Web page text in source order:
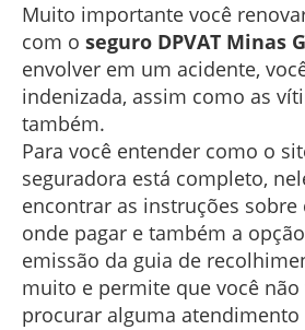
Muito importante você
com o seguro DPVAT Minas
envolver em um acidente,
indenizada, assim como as
também.
Para você entender como o
seguradora está completo,
encontrar as instruções sobre
onde pagar e também a
emissão da guia de
muito e permite que você
procurar alguma atendimento